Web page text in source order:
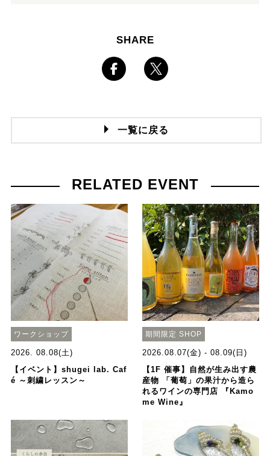
SHARE
一覧に戻る
RELATED EVENT
ワークショップ
2026. 08.08(土)
【イベント】shugei lab. Caf
é ～刺繍レッスン～
期間限定 SHOP
2026.08.07(金) - 08.09(日)
【1F 催事】自然が生み出す農
産物 「葡萄」の果汁から造ら
れるワインの専門店 『Kamo
me Wine』